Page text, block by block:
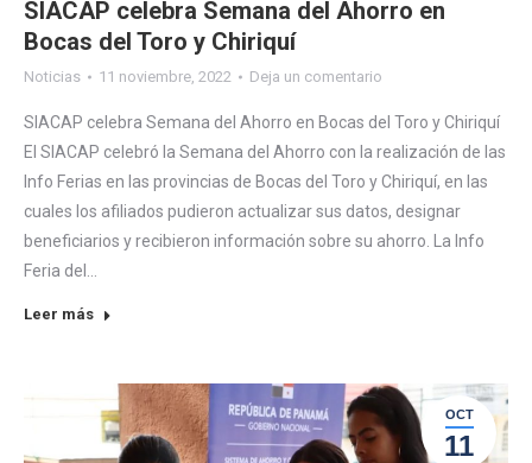
SIACAP celebra Semana del Ahorro en
Bocas del Toro y Chiriquí
Noticias 11 noviembre, 2022 Deja un comentario
SIACAP celebra Semana del Ahorro en Bocas del Toro y Chiriquí
El SIACAP celebró la Semana del Ahorro con la realización de las
Info Ferias en las provincias de Bocas del Toro y Chiriquí, en las
cuales los afiliados pudieron actualizar sus datos, designar
beneficiarios y recibieron información sobre su ahorro. La Info
Feria del…
Leer más
OCT
11